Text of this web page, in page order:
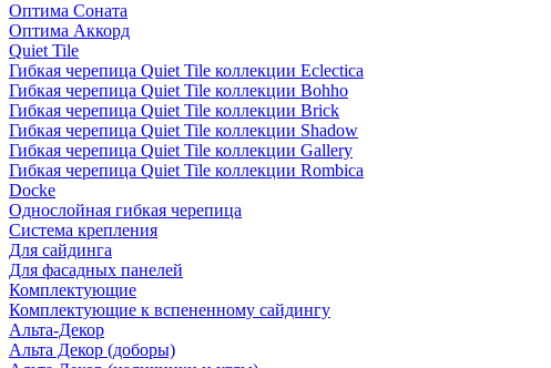
Оптима Соната
Оптима Аккорд
Quiet Tile
Гибкая черепица Quiet Tile коллекции Eclectica
Гибкая черепица Quiet Tile коллекции Bohho
Гибкая черепица Quiet Tile коллекции Brick
Гибкая черепица Quiet Tile коллекции Shadow
Гибкая черепица Quiet Tile коллекции Gallery
Гибкая черепица Quiet Tile коллекции Rombica
Docke
Однослойная гибкая черепица
Система крепления
Для сайдинга
Для фасадных панелей
Комплектующие
Комплектующие к вспененному сайдингу
Альта-Декор
Альта Декор (доборы)